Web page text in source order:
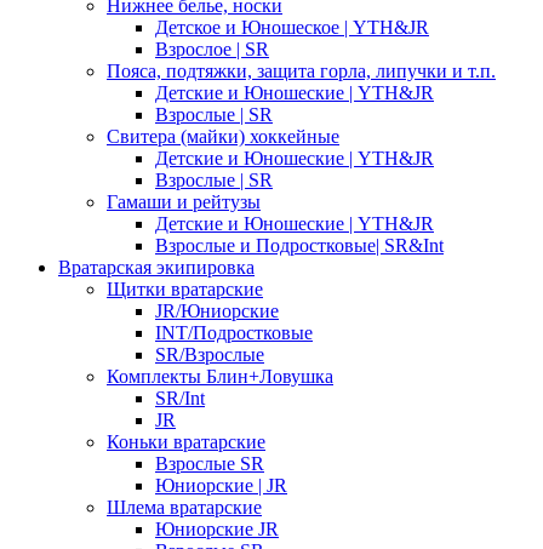
Нижнее белье, носки
Детское и Юношеское | YTH&JR
Взрослое | SR
Пояса, подтяжки, защита горла, липучки и т.п.
Детские и Юношеские | YTH&JR
Взрослые | SR
Свитера (майки) хоккейные
Детские и Юношеские | YTH&JR
Взрослые | SR
Гамаши и рейтузы
Детские и Юношеские | YTH&JR
Взрослые и Подростковые| SR&Int
Вратарская экипировка
Щитки вратарские
JR/Юниорские
INT/Подростковые
SR/Взрослые
Комплекты Блин+Ловушка
SR/Int
JR
Коньки вратарские
Взрослые SR
Юниорские | JR
Шлема вратарские
Юниорские JR